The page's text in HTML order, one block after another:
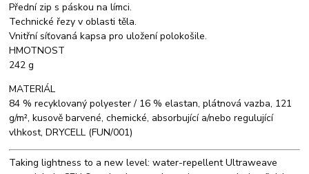
Přední zip s páskou na límci.
Technické řezy v oblasti těla.
Vnitřní síťovaná kapsa pro uložení polokošile.
HMOTNOST
242 g
MATERIÁL
84 % recyklovaný polyester / 16 % elastan, plátnová vazba, 121
g/m², kusově barvené, chemické, absorbující a/nebo regulující
vlhkost, DRYCELL (FUN/001)
Taking lightness to a new level: water-repellent Ultraweave